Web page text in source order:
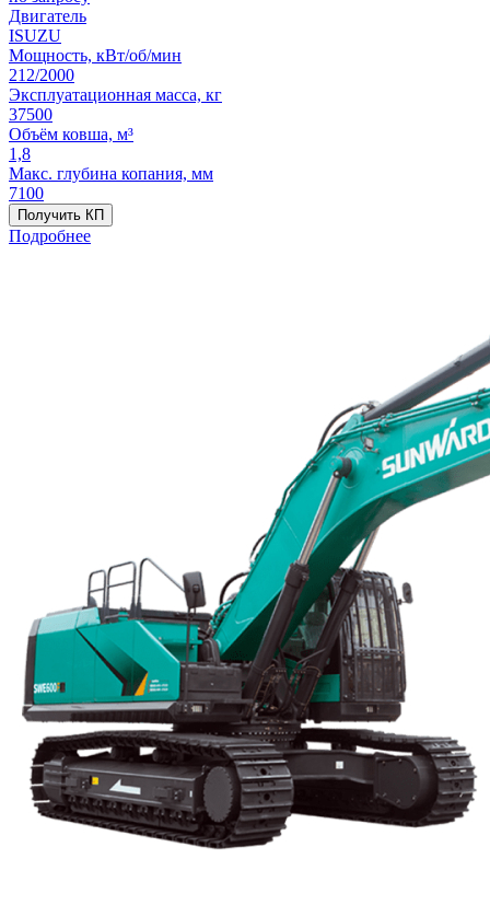
Двигатель
ISUZU
Мощность, кВт/об/мин
212/2000
Эксплуатационная масса, кг
37500
Объём ковша, м³
1,8
Макс. глубина копания, мм
7100
Получить КП
Подробнее